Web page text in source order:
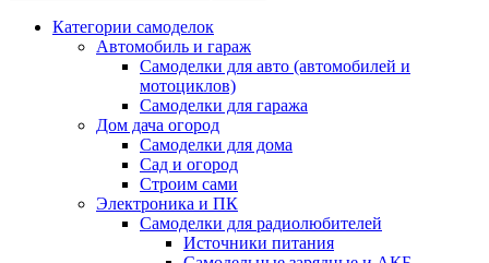
Категории самоделок
Автомобиль и гараж
Самоделки для авто (автомобилей и
мотоциклов)
Самоделки для гаража
Дом дача огород
Самоделки для дома
Сад и огород
Строим сами
Электроника и ПК
Самоделки для радиолюбителей
Источники питания